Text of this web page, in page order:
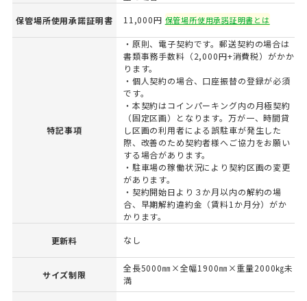
保管場所使用承諾証明書 11,000円 保管場所使用承諾証明書とは
特記事項
・原則、電子契約です。郵送契約の場合は
書類事務手数料（2,000円+消費税）がかか
ります。
・個人契約の場合、口座振替の登録が必須
です。
・本契約はコインパーキング内の月極契約
（固定区画）となります。万が一、時間貸
し区画の利用者による誤駐車が発生した
際、改善のため契約者様へご協力をお願い
する場合があります。
・駐車場の稼働状況により契約区画の変更
があります。
・契約開始日より３か月以内の解約の場
合、早期解約違約金（賃料1か月分）がか
かります。
更新料 なし
サイズ制限
全長5000㎜×全幅1900㎜×重量2000㎏未
満